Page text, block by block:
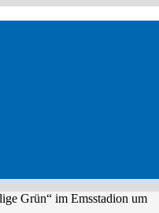
Grün“ im Emsstadion um